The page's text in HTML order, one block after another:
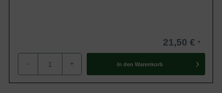
21,50 €
- + In den Warenkorb